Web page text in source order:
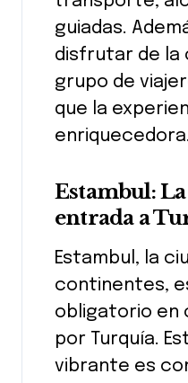
guiadas.
disfrutar de la
grupo de
que la
enriquecedora.
Estambul:
entrada a
Estambul, la
continentes,
obligatorio en
por Turquía.
vibrante es